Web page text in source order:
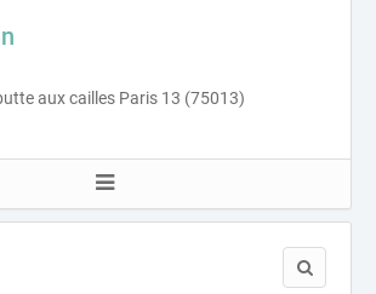
aux cailles Paris 13 (75013)